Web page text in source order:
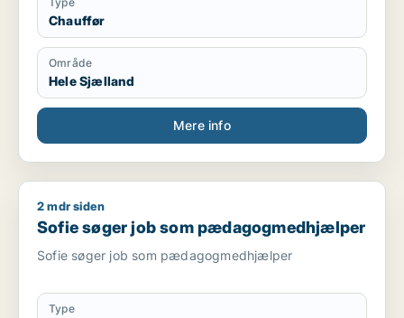
Besidder certifikat til truck, kran 30tm,
teleskoplæsser og ADR
Chauffør
Område
Hele Sjælland
Mere info
Sofie søger job som pædagogmedhjælper
2 mdr siden
Sofie søger job som pædagogmedhjælper
Sofie søger job som pædagogmedhjælper
Type